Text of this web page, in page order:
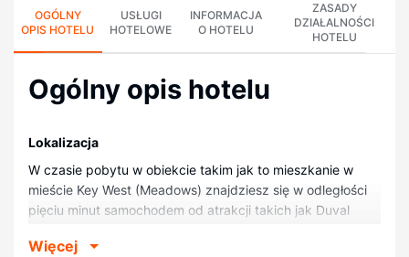
OGÓLNY
OPIS HOTELU
USŁUGI
HOTELOWE
INFORMACJA
O HOTELU
ZASADY
DZIAŁALNOŚCI
HOTELU
Ogólny opis hotelu
Lokalizacja
W czasie pobytu w obiekcie takim jak to mieszkanie w
mieście Key West (Meadows) znajdziesz się w odległości
pięciu minut samochodem od atrakcji takich jak Duval
golfowym) znajduje się 2,2 km od atrakcji takiej jak
Więcej